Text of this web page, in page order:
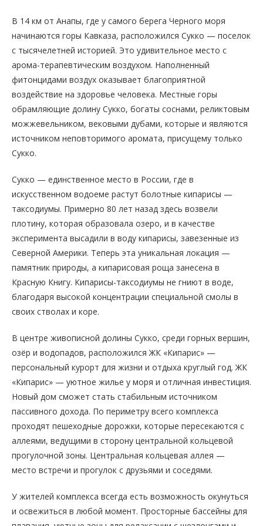
В 14 км от Анапы, где у самого берега Черного моря
начинаются горы Кавказа, расположился Сукко — поселок
с тысячелетней историей. Это удивительное место с
арома-терапевтическим воздухом. Наполненный
фитонцидами воздух оказывает благоприятной
воздействие на здоровье человека. Местные горы
обрамляющие долину Сукко, богаты соснами, реликтовым
можжевельником, вековыми дубами, которые и являются
источником неповторимого аромата, присущему только
Сукко.
Сукко — единственное место в России, где в
искусственном водоеме растут болотные кипарисы —
таксодиумы. Примерно 80 лет назад здесь возвели
плотину, которая образовала озеро, и в качестве
эксперимента высадили в воду кипарисы, завезенные из
Северной Америки. Теперь эта уникальная локация —
памятник природы, а кипарисовая роща занесена в
Красную Книгу. Кипарисы-таксодиумы не гниют в воде,
благодаря высокой концентрации специальной смолы в
своих стволах и коре.
В центре живописной долины Сукко, среди горных вершин,
озёр и водопадов, расположился ЖК «Кипарис» —
персональный курорт для жизни и отдыха круглый год. ЖК
«Кипарис» — уютное жилье у моря и отличная инвестиция.
Новый дом сможет стать стабильным источником
пассивного дохода. По периметру всего комплекса
проходят пешеходные дорожки, которые пересекаются с
аллеями, ведущими в сторону центральной кольцевой
прогулочной зоны. Центральная кольцевая аллея —
место встречи и прогулок с друзьями и соседями.
У жителей комплекса всегда есть возможность окунуться
и освежиться в любой момент. Просторные бассейны для